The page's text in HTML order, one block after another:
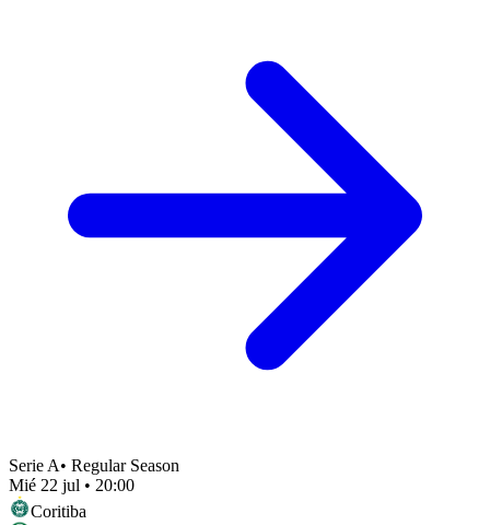
Serie A• Regular Season
Mié 22 jul • 20:00
Coritiba